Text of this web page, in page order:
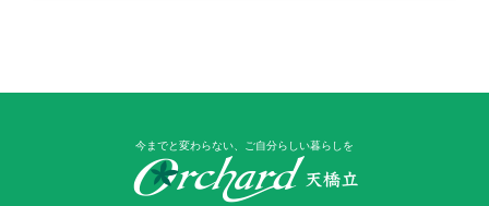
今までと変わらない、ご自分らしい暮らしを